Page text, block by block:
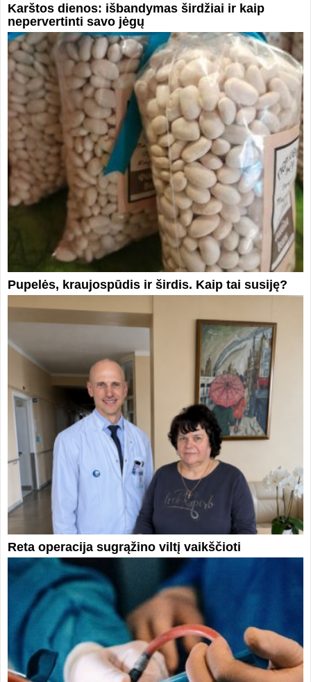
Karštos dienos: išbandymas širdžiai ir kaip
nepervertinti savo jėgų
Pupelės, kraujospūdis ir širdis. Kaip tai susiję?
Reta operacija sugrąžino viltį vaikščioti